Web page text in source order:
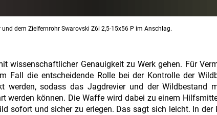
dem Zielfernrohr Swarovski Z6i 2,5-15x56 P im Anschlag.
wissenschaftlicher Genauigkeit zu Werk gehen. Für
Fall die entscheidende Rolle bei der Kontrolle der
werden, sodass das Jagdrevier und der Wildbestand
werden können. Die Waffe wird dabei zu einem
sofort und sicher zu erlegen. Das sagt sich leicht. In der